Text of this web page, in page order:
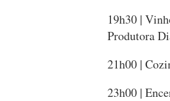
19h30 |
Produtora
21h00 |
23h00 |